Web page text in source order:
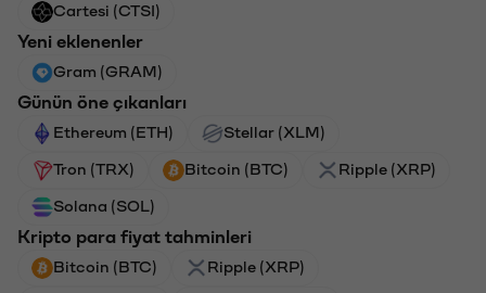
Cartesi (CTSI)
Yeni eklenenler
Gram (GRAM)
Günün öne çıkanları
Ethereum (ETH) Stellar (XLM)
Tron (TRX) Bitcoin (BTC) Ripple (XRP)
Solana (SOL)
Kripto para fiyat tahminleri
Bitcoin (BTC) Ripple (XRP)